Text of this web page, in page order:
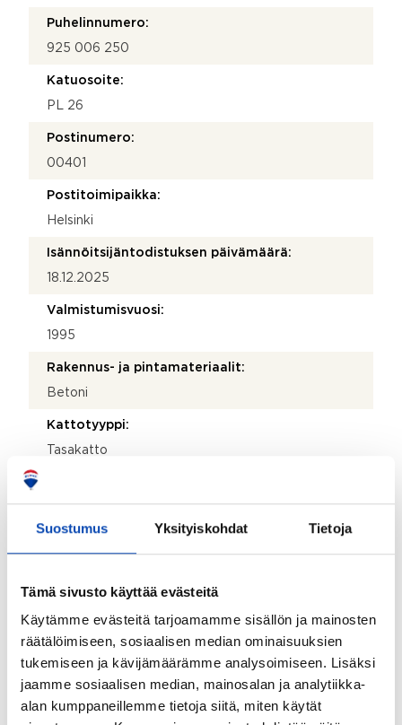
Suostumus Yksityiskohdat Tietoja
Tämä sivusto käyttää evästeitä
Käytämme evästeitä tarjoamamme sisällön ja mainosten
räätälöimiseen, sosiaalisen median ominaisuuksien
tukemiseen ja kävijämäärämme analysoimiseen. Lisäksi
jaamme sosiaalisen median, mainosalan ja analytiikka-
alan kumppaneillemme tietoja siitä, miten käytät
Puhelinnumero:
925 006 250
Katuosoite:
PL 26
Postinumero:
00401
Postitoimipaikka:
Helsinki
Isännöitsijäntodistuksen päivämäärä:
18.12.2025
Valmistumisvuosi:
1995
Rakennus- ja pintamateriaalit:
Betoni
Kattotyyppi:
Tasakatto
Bitumi
Lämmitysjärjestelmä:
Hissi:
Kyllä
Ei
Taloyhtiössä on: